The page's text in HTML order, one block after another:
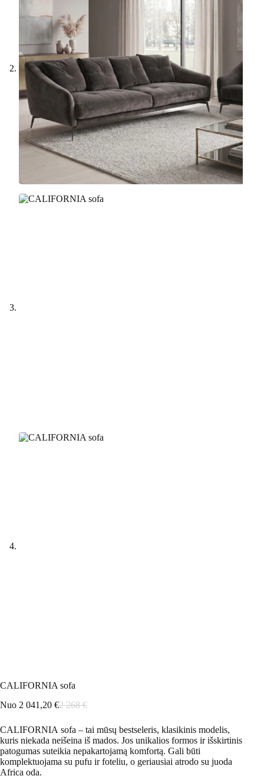
CALIFORNIA sofa
Nuo 2 041,20 €2 268€
CALIFORNIA sofa – tai mūsų bestseleris, klasikinis modelis,
kuris niekada neišeina iš mados. Jos unikalios formos ir išskirtinis
patogumas suteikia nepakartojamą komfortą. Gali būti
komplektuojama su pufu ir foteliu, o geriausiai atrodo su juoda
Africa oda.